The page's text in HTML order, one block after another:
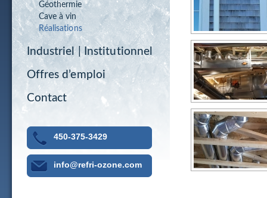
Géothermie
Cave à vin
Réalisations
Industriel | Institutionnel
Offres d’emploi
Contact
450-375-3429
info@refri-ozone.com